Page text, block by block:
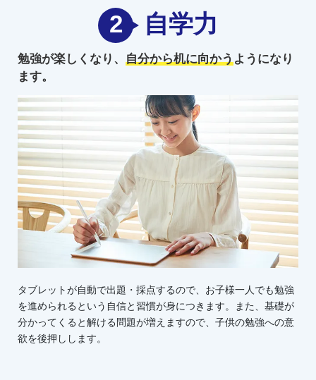
2 自学力
勉強が楽しくなり、 自分から机に向かうようになり
ます。
タブレットが自動で出題・採点するので、お子様一人でも勉強
を進められるという自信と習慣が身につきます。また、基礎が
分かってくると解ける問題が増えますので、子供の勉強への意
欲を後押しします。